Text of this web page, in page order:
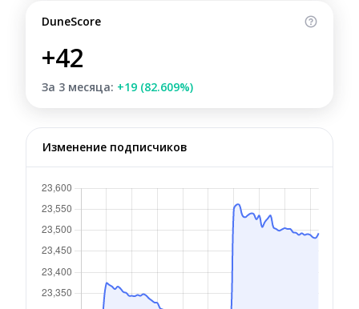
DuneScore
+42
За 3 месяца: +19 (82.609%)
Изменение подписчиков